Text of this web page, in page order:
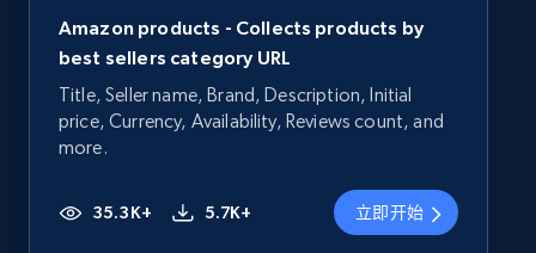
Amazon products - Collects products by
best sellers category URL
Title, Seller name, Brand, Description, Initial
price, Currency, Availability, Reviews count, and
more.
35.3K+ 5.7K+ 立即开始